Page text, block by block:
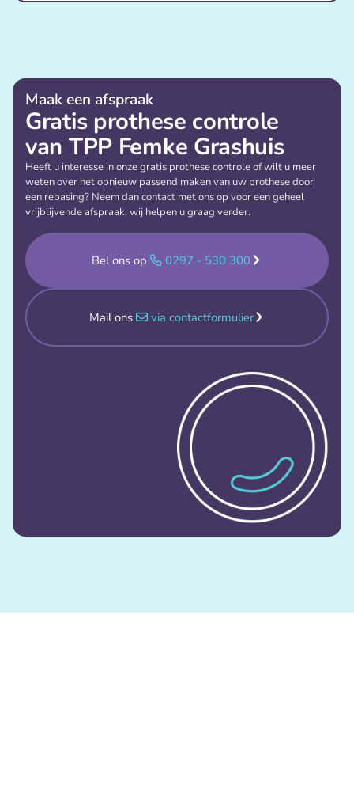
Maak een afspraak
Gratis prothese controle
van TPP Femke Grashuis
Heeft u interesse in onze gratis prothese controle of wilt u meer
weten over het opnieuw passend maken van uw prothese door
een rebasing? Neem dan contact met ons op voor een geheel
vrijblijvende afspraak, wij helpen u graag verder.
Bel ons op 0297 - 530 300
Mail ons via contactformulier